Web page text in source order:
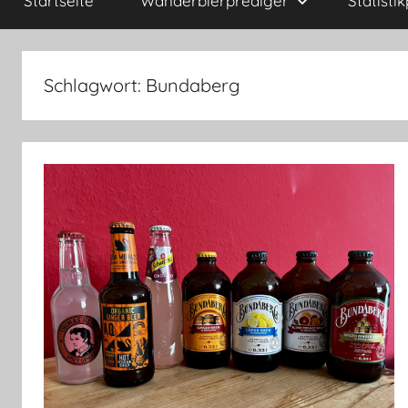
Schlagwort: Bundaberg